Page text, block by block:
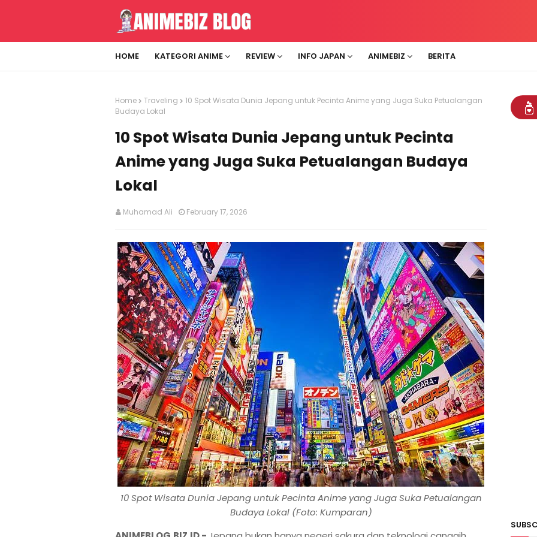
HOME KATEGORI ANIME REVIEW INFO JAPAN ANIMEBIZ BERITA
Home Traveling
10 Spot Wisata Dunia Jepang untuk Pecinta Anime yang Juga Suka Petualangan
Budaya Lokal
10 Spot Wisata Dunia Jepang untuk Pecinta
Anime yang Juga Suka Petualangan Budaya
Lokal
Muhamad Ali February 17, 2026
10 Spot Wisata Dunia Jepang untuk Pecinta Anime yang Juga Suka Petualangan
Budaya Lokal (Foto: Kumparan)